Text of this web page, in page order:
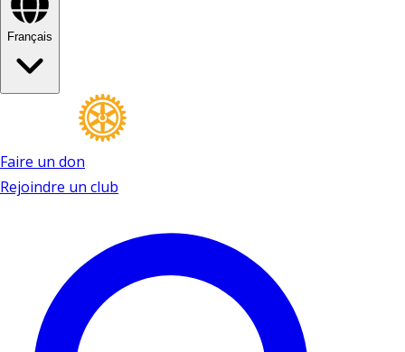
Français
Faire un don
Rejoindre un club